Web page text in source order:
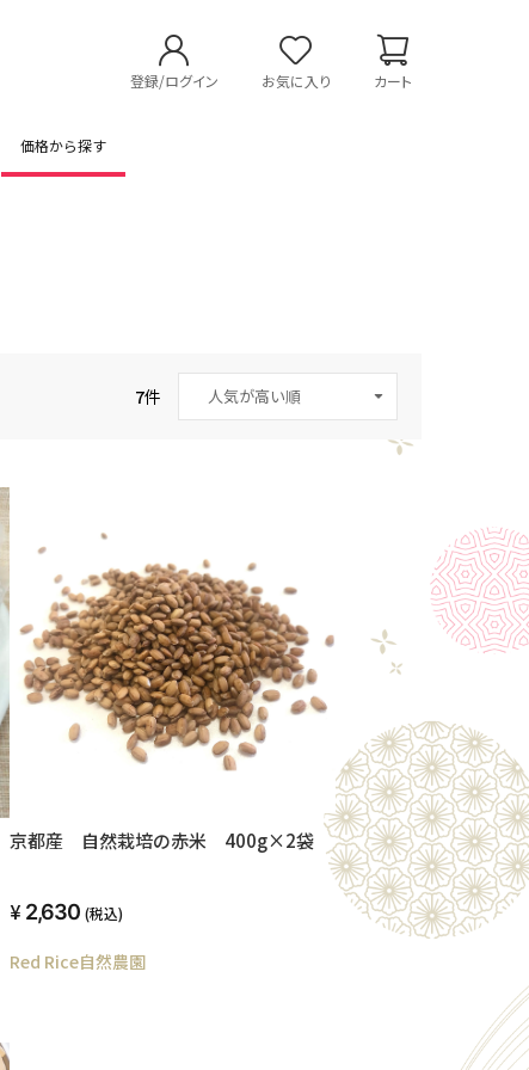
登録/ログイン お気に入り カート
価格から探す
7件
京都産 自然栽培の赤米 400g×2袋
2,630 (税込)
Red Rice自然農園